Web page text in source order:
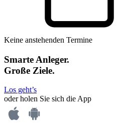
Keine anstehenden Termine
Smarte Anleger.
Große Ziele.
Los geht’s
oder holen Sie sich die App